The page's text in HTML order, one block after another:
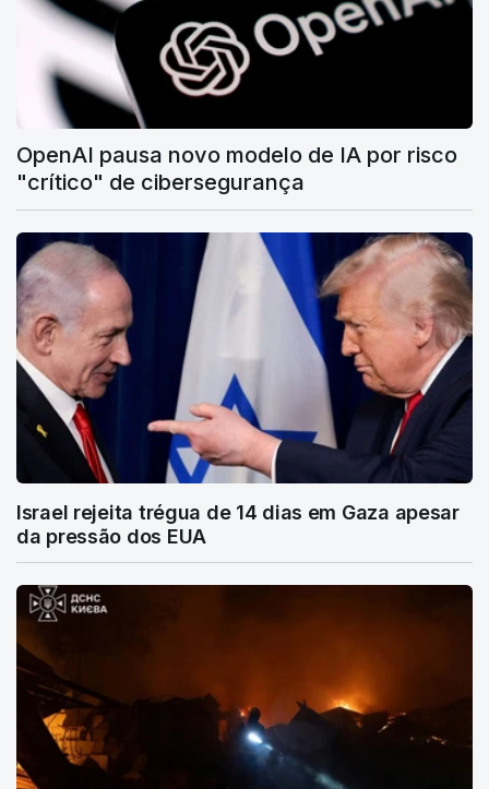
OpenAI pausa novo modelo de IA por risco
"crítico" de cibersegurança
Israel rejeita trégua de 14 dias em Gaza apesar
da pressão dos EUA